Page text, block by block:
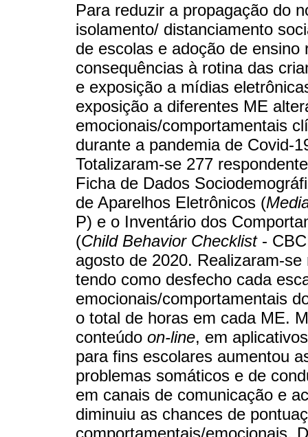
Para reduzir a propagação do
isolamento/ distanciamento
de escolas e adoção de
consequências à rotina das
e exposição a mídias
exposição a diferentes ME
emocionais/comportamentais
durante a pandemia de Covid-
Totalizaram-se 277
Ficha de Dados
de Aparelhos Eletrônicos (
P) e o Inventário dos
(Child Behavior Checklist-
agosto de 2020. Realizaram-
tendo como desfecho cada
emocionais/comportamentais
o total de horas em cada ME.
conteúdo on-line, em
para fins escolares aumentou
problemas somáticos e de
em canais de comunicação e
diminuiu as chances de